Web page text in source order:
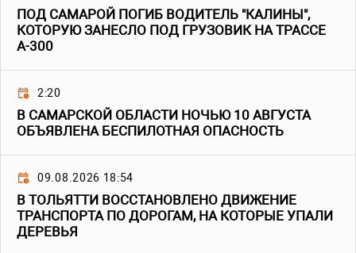
ПОД САМАРОЙ ПОГИБ ВОДИТЕЛЬ "КАЛИНЫ",
КОТОРУЮ ЗАНЕСЛО ПОД ГРУЗОВИК НА ТРАССЕ
А-300
2:20
В САМАРСКОЙ ОБЛАСТИ НОЧЬЮ 10 АВГУСТА
ОБЪЯВЛЕНА БЕСПИЛОТНАЯ ОПАСНОСТЬ
09.08.2026 18:54
В ТОЛЬЯТТИ ВОССТАНОВЛЕНО ДВИЖЕНИЕ
ТРАНСПОРТА ПО ДОРОГАМ, НА КОТОРЫЕ УПАЛИ
ДЕРЕВЬЯ